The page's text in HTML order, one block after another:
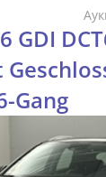
GDI
Gang